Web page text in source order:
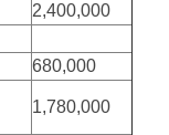
2,400,000
680,000
1,780,000